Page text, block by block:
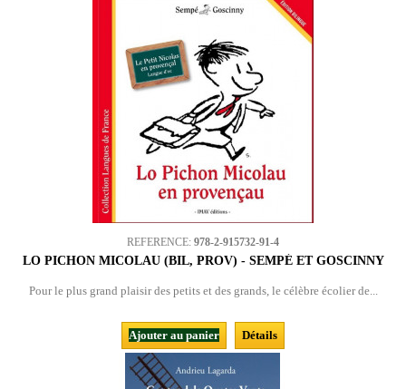
REFERENCE: 978-2-915732-91-4
LO PICHON MICOLAU (BIL, PROV) - SEMPÉ ET GOSCINNY
Pour le plus grand plaisir des petits et des grands, le célèbre écolier de...
Ajouter au panier Détails